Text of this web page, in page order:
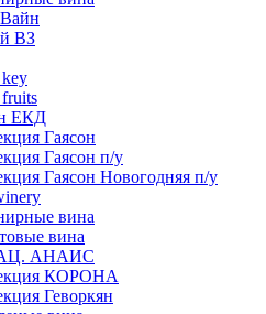
ВЗ
ЕКД
Гаясон
Гаясон п/у
Гаясон Новогодняя п/у
вина
вина
АНАИС
КОРОНА
Геворкян